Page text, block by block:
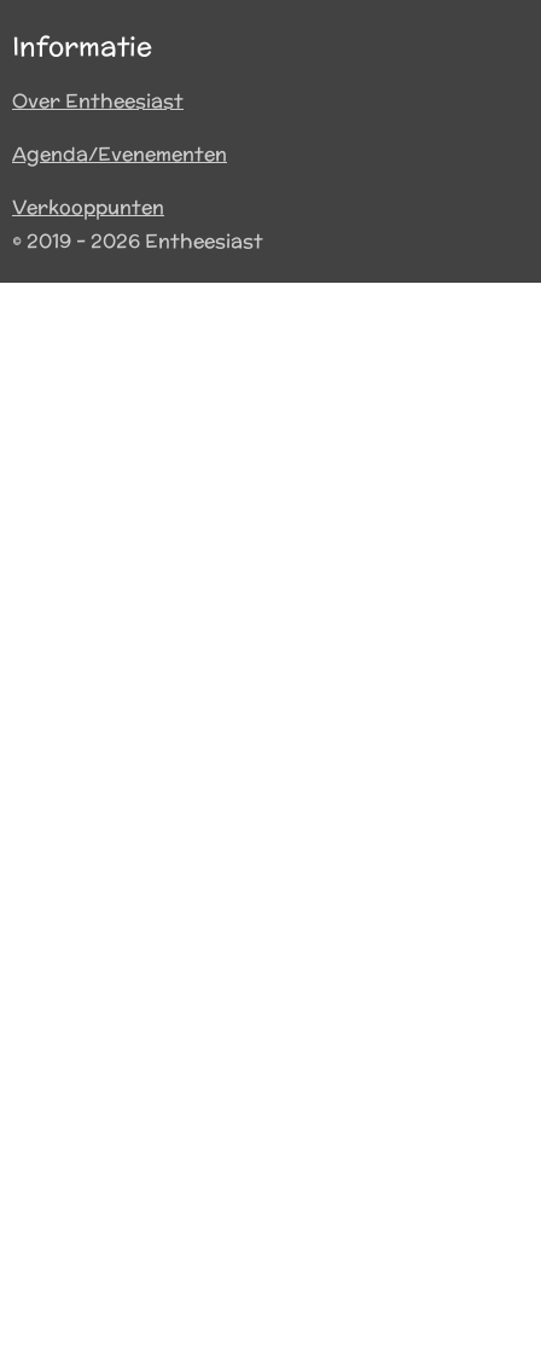
Informatie
Over Entheesiast
Agenda/Evenementen
Verkooppunten
© 2019 - 2026 Entheesiast